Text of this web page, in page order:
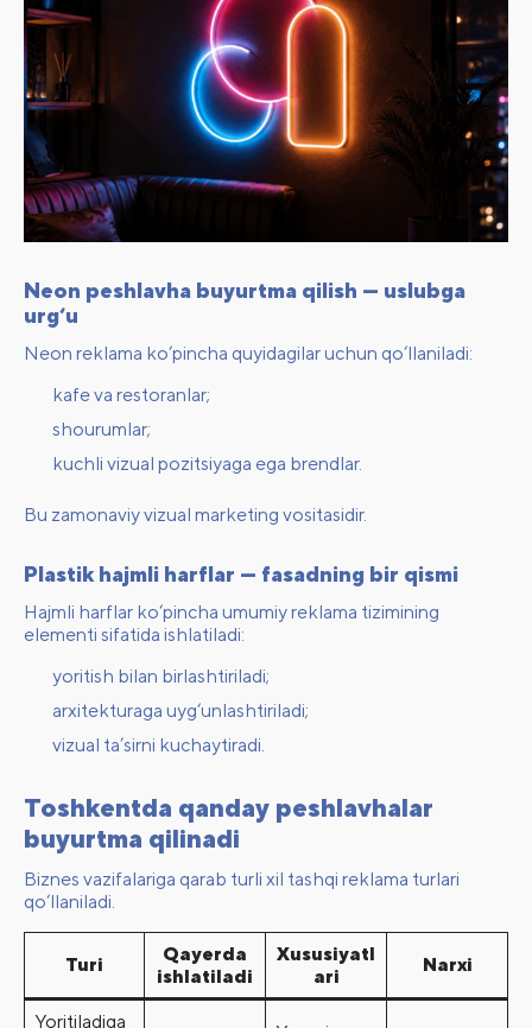
Neon peshlavha buyurtma qilish — uslubga
urg‘u
Neon reklama ko‘pincha quyidagilar uchun qo‘llaniladi:
kafe va restoranlar;
shourumlar;
kuchli vizual pozitsiyaga ega brendlar.
Bu zamonaviy vizual marketing vositasidir.
Plastik hajmli harflar — fasadning bir qismi
Hajmli harflar ko‘pincha umumiy reklama tizimining
elementi sifatida ishlatiladi:
yoritish bilan birlashtiriladi;
arxitekturaga uyg‘unlashtiriladi;
vizual ta’sirni kuchaytiradi.
Toshkentda qanday peshlavhalar
buyurtma qilinadi
Biznes vazifalariga qarab turli xil tashqi reklama turlari
qo‘llaniladi.
Turi
Qayerda
ishlatiladi
Xususiyatl
ari
Narxi
Yoritiladiga